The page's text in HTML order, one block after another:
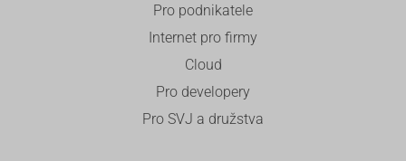
Pro podnikatele
Internet pro firmy
Cloud
Pro developery
Pro SVJ a družstva